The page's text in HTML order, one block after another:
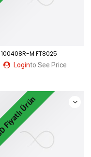
100408R-M FT8025
Loginto See Price
Ürün